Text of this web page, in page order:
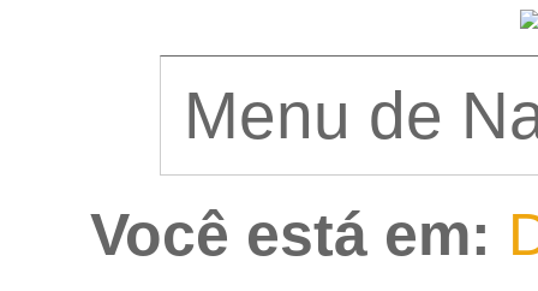
Você está em: